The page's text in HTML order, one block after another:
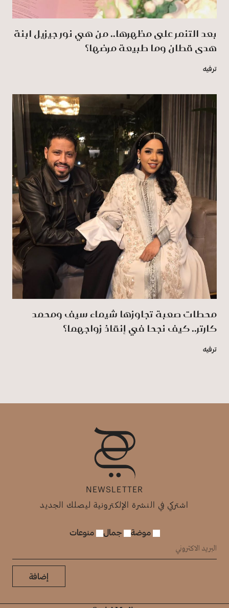
بعد التنمر على مظهرها.. من هي نور جيزيل ابنة
هدى قطان وما طبيعة مرضها؟
ترفيه
محطات صعبة تجاوزها شيماء سيف ومحمد
كارتر.. كيف نجحا في إنقاذ زواجهما؟
ترفيه
NEWSLETTER
اشتركي في النشرة الإلكترونية ليصلك الجديد
موضة جمال منوعات
إضافة